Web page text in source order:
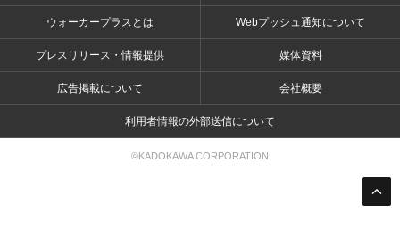
ウォーカープラスとは Webプッシュ通知について
プレスリリース・情報提供 媒体資料
広告掲載について 会社概要
利用者情報の外部送信について
©KADOKAWA CORPORATION